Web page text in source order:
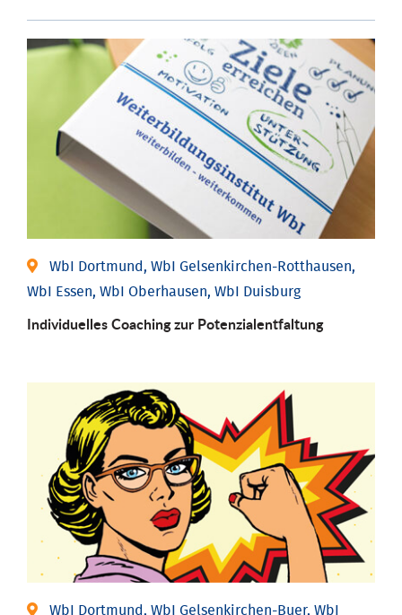
WbI Dortmund, WbI Gelsenkirchen-Rotthausen,
WbI Essen, WbI Oberhausen, WbI Duisburg
Individuelles Coaching zur Potenzialentfaltung
WbI Dortmund, WbI Gelsenkirchen-Buer, WbI